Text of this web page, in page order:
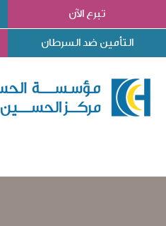
تبرع الآن
التأمين ضد السرطان